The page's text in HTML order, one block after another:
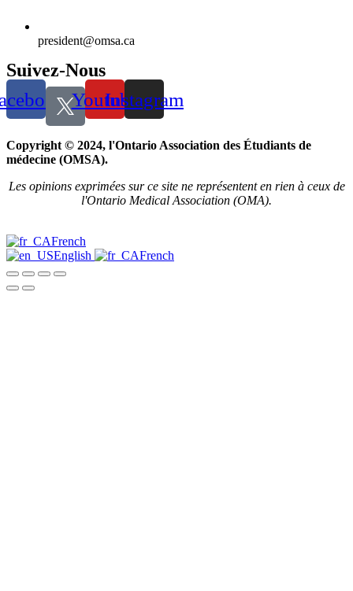
president@omsa.ca
Suivez-Nous
YoutubeInstagram
Copyright © 2024, l'Ontario Association des Étudiants de
médecine (OMSA).
Les opinions exprimées sur ce site ne représentent en rien à ceux de
l'Ontario Medical Association (OMA).
French
English
French